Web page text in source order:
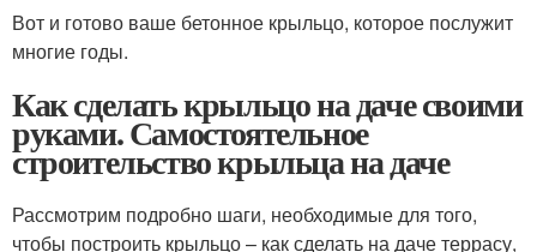
Вот и готово ваше бетонное крыльцо, которое послужит
многие годы.
Как сделать крыльцо на даче своими
руками. Самостоятельное
строительство крыльца на даче
Рассмотрим подробно шаги, необходимые для того,
чтобы построить крыльцо – как сделать на даче террасу,